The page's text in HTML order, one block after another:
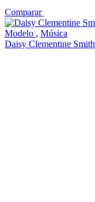
Comparar
Modelo , Música
Daisy Clementine Smith